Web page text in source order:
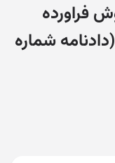
فراورده
شماره